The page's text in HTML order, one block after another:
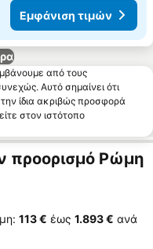
Εμφάνιση τιμών
από τους
Αυτό σημαίνει ότι
ίδια ακριβώς προσφορά
στον ιστότοπο
προορισμό Ρώμη
‎113 € έως ‎1.893 € ανά